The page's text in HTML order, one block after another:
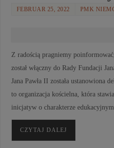
FEBRUAR 25, 2022 PMK
Z radością pragniemy
został włączny do Rady Fundacji
Jana Pawła II została ustanowiona
to organizacja kościelna, która
inicjatyw o charakterze
CZYTAJ DALEJ